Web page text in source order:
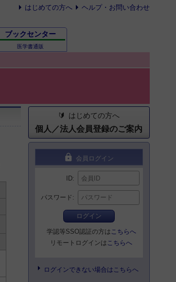
はじめての方へ ヘルプ・お問い合わせ
ブックセンター
医学書通販
はじめての方へ
個人／法人会員登録のご案内
lock 会員ログイン
ID
パスワード
ログイン
学認等SSO認証の方は こちらへ
リモートログインは こちらへ
ログインできない場合はこちらへ